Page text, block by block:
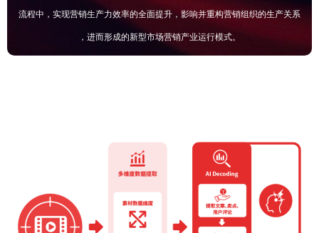
流程中，实现营销生产力效率的全面提升，影响并重构营销组织的生产关系
，进而形成的新型市场营销产业运行模式。